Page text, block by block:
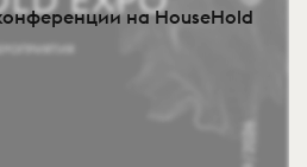
на HouseHold